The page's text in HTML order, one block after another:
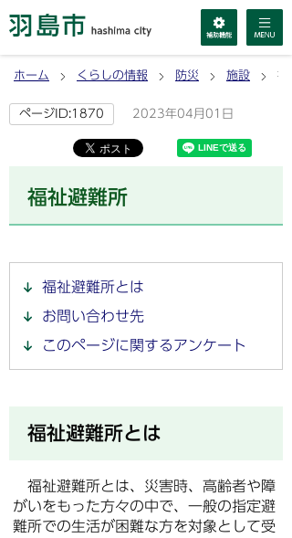
ホーム くらしの情報 防災 施設 福
ページID:1870 2023年04月01日
福祉避難所
福祉避難所とは
お問い合わせ先
このページに関するアンケート
福祉避難所とは
福祉避難所とは、災害時、高齢者や障
がいをもった方々の中で、一般の指定避
難所での生活が困難な方を対象として受